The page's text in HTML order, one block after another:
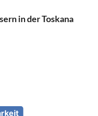
in der Toskana